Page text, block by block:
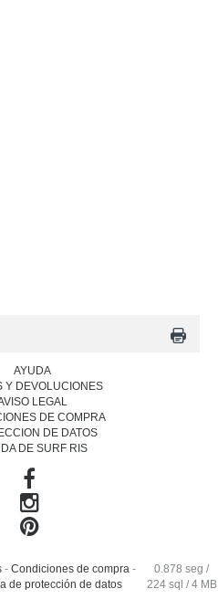
AYUDA
Y DEVOLUCIONES
LEGAL
DE COMPRA
DE DATOS
DE SURF RIS
- Condiciones de compra-
de protección de datos
0.878 seg /
224 sql / 4 MB